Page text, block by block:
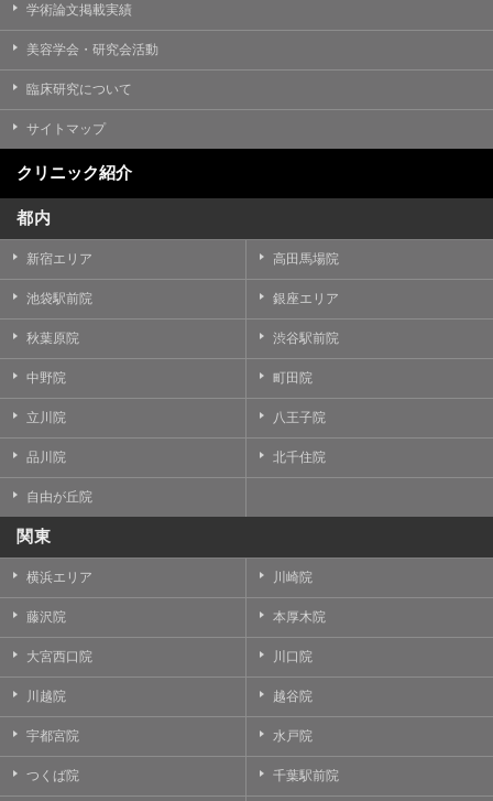
学術論文掲載実績
美容学会・研究会活動
臨床研究について
サイトマップ
クリニック紹介
都内
新宿エリア 高田馬場院
池袋駅前院 銀座エリア
秋葉原院 渋谷駅前院
中野院 町田院
立川院 八王子院
品川院 北千住院
自由が丘院
関東
横浜エリア 川崎院
藤沢院 本厚木院
大宮西口院 川口院
川越院 越谷院
宇都宮院 水戸院
つくば院 千葉駅前院